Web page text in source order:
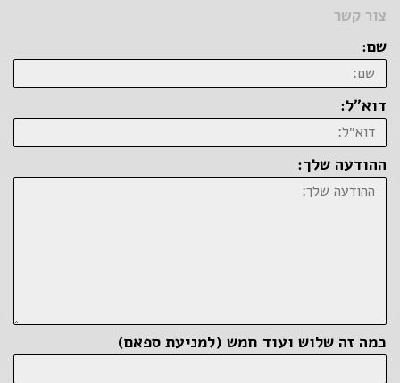
צור קשר
שם:
דוא״ל:
ההודעה שלך:
כמה זה שלוש ועוד חמש (למניעת ספאם)